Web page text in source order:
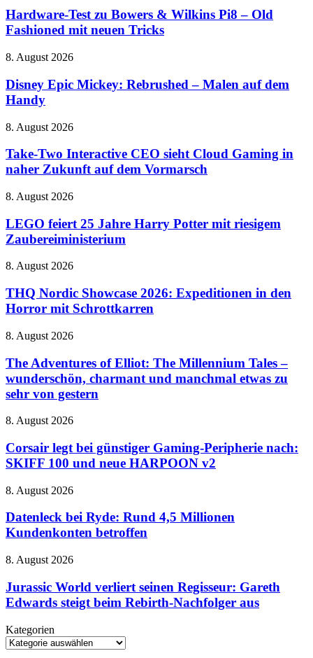
Jackson-
Biopics
zu
Bowers
&
Pi8
Old
Fashioned
neuen
Hardware-Test zu Bowers & Wilkins Pi8 – Old
Fashioned mit neuen Tricks
Disney
Mickey:
Rebrushed
–
auf
Handy
8. August 2026
Disney Epic Mickey: Rebrushed – Malen auf dem
Handy
Take-
Interactive
CEO
sieht
Gaming
naher
Zukunft
dem
8. August 2026
Take-Two Interactive CEO sieht Cloud Gaming in
naher Zukunft auf dem Vormarsch
LEGO
25
Jahre
Harry
mit
Zaubereiministerium
8. August 2026
LEGO feiert 25 Jahre Harry Potter mit riesigem
Zaubereiministerium
THQ
Showcase
2026:
Expeditionen
den
mit
Schrottkarren
8. August 2026
THQ Nordic Showcase 2026: Expeditionen in den
Horror mit Schrottkarren
The
of
Elliot:
The
Millennium
–
charmant
und
etwas
sehr
von
gestern
8. August 2026
The Adventures of Elliot: The Millennium Tales –
wunderschön, charmant und manchmal etwas zu
sehr von gestern
Corsair
bei
günstiger
Gaming-
nach:
100
und
HARPOON
8. August 2026
Corsair legt bei günstiger Gaming-Peripherie nach:
SKIFF 100 und neue HARPOON v2
Datenleck
Ryde:
Rund
4,5
Kundenkonten
8. August 2026
Datenleck bei Ryde: Rund 4,5 Millionen
Kundenkonten betroffen
Jurassic
verliert
seinen
Regisseur:
Edwards
steigt
8. August 2026
Jurassic World verliert seinen Regisseur: Gareth
Edwards steigt beim Rebirth-Nachfolger aus
Kategorien
Kategorien